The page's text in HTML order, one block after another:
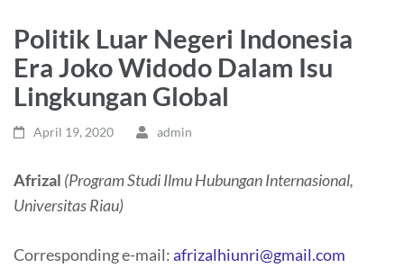
Politik Luar Negeri Indonesia
Era Joko Widodo Dalam Isu
Lingkungan Global
April 19, 2020 admin
Afrizal (Program Studi Ilmu Hubungan Internasional,
Universitas Riau)
Corresponding e-mail:afrizalhiunri@gmail.com